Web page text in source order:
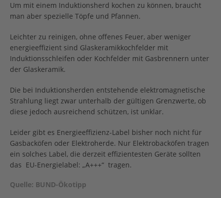
Um mit einem Induktionsherd kochen zu können, braucht
man aber spezielle Töpfe und Pfannen.
Leichter zu reinigen, ohne offenes Feuer, aber weniger
energieeffizient sind Glaskeramikkochfelder mit
Induktionsschleifen oder Kochfelder mit Gasbrennern unter
der Glaskeramik.
Die bei Induktionsherden entstehende elektromagnetische
Strahlung liegt zwar unterhalb der gültigen Grenzwerte, ob
diese jedoch ausreichend schützen, ist unklar.
Leider gibt es Energieeffizienz-Label bisher noch nicht für
Gasbacköfen oder Elektroherde. Nur Elektrobacköfen tragen
ein solches Label, die derzeit effizientesten Geräte sollten
das EU-Energielabel: „A+++“ tragen.
Quelle: BUND-Ökotipp